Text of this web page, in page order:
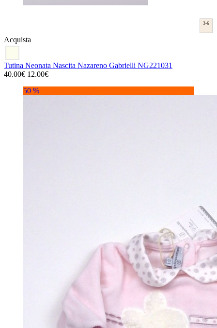
3-6
Acquista
Tutina Neonata Nascita Nazareno Gabrielli NG221031
40.00€ 12.00€
50 %